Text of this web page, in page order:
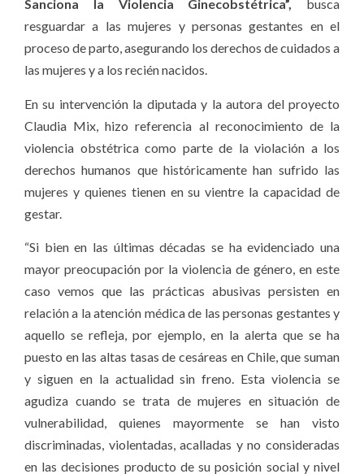
Sanciona la Violencia Ginecobstétrica”, busca
resguardar a las mujeres y personas gestantes en el
proceso de parto, asegurando los derechos de cuidados a
las mujeres y a los recién nacidos.
En su intervención la diputada y la autora del proyecto
Claudia Mix, hizo referencia al reconocimiento de la
violencia obstétrica como parte de la violación a los
derechos humanos que históricamente han sufrido las
mujeres y quienes tienen en su vientre la capacidad de
gestar.
“Si bien en las últimas décadas se ha evidenciado una
mayor preocupación por la violencia de género, en este
caso vemos que las prácticas abusivas persisten en
relación a la atención médica de las personas gestantes y
aquello se refleja, por ejemplo, en la alerta que se ha
puesto en las altas tasas de cesáreas en Chile, que suman
y siguen en la actualidad sin freno. Esta violencia se
agudiza cuando se trata de mujeres en situación de
vulnerabilidad, quienes mayormente se han visto
discriminadas, violentadas, acalladas y no consideradas
en las decisiones producto de su posición social y nivel